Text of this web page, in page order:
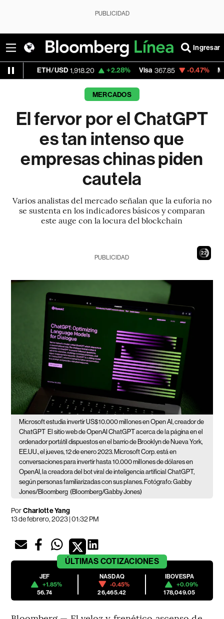
PUBLICIDAD
Ingresar
1,918.20 +2.28% Visa 367.85 -0.47% MercadoLibre
MERCADOS
El fervor por el ChatGPT
es tan intenso que
empresas chinas piden
cautela
Varios analistas del mercado señalan que la euforia no
se sustenta en los indicadores básicos y comparan
este auge con la locura del blockchain
21
PUBLICIDAD
Microsoft estudia invertir US$10.000 millones en Open AI, creador de
ChatGPT El sitio web de OpenAI ChatGPT acerca de la página en el
ordenador portátil dispuestos en el barrio de Brooklyn de Nueva York,
EE.UU., el jueves, 12 de enero 2023. Microsoft Corp. está en
conversaciones para invertir hasta 10.000 millones de dólares en
OpenAI, la creadora del bot viral de inteligencia artificial ChatGPT,
según personas familiarizadas con sus planes. Fotógrafo: Gabby
Jones/Bloomberg (Bloomberg/Gabby Jones)
PorCharlotte Yang
13 de febrero, 2023 | 01:32 PM
ÚLTIMAS COTIZACIONES
JEF
+1.85%
56.74
NASDAQ
-0.45%
26,465.42
IBOVESPA
+0.09%
178,049.05